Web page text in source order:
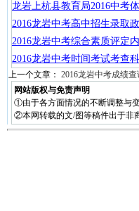
龙岩上杭县教育局2016中考
2016龙岩中考高中招生录取
2016龙岩中考综合素质评定
2016龙岩中考时间考试考查
上一个文章： 2016龙岩中考成绩
网站版权与免责声明
①由于各方面情况的不断调整与
②本网转载的文/图等稿件出于非